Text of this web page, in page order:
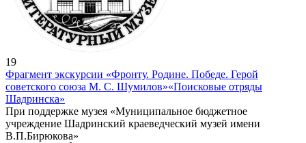
19
Фрагмент экскурсии «Фронту. Родине. Победе. Герой
советского союза М. С. Шумилов»«Поисковые отряды
Шадринска»
При поддержке музея «Муниципальное бюджетное
учреждение Шадринский краеведческий музей имени
В.П.Бирюкова»